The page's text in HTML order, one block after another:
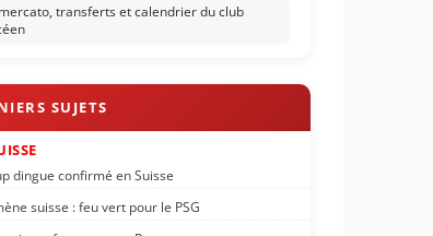
transferts et calendrier du club
dingue confirmé en Suisse
suisse : feu vert pour le PSG